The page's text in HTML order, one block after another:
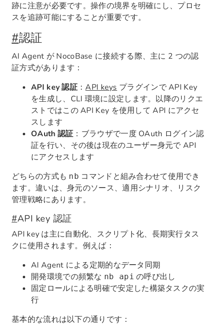
跡に注意が必要です。操作の境界を明確にし、プロセ
スを追跡可能にすることが重要です。
#認証
AI Agent が NocoBase に接続する際、主に 2 つの認
証方式があります：
API key 認証：API keys プラグインで API Key
を生成し、CLI 環境に設定します。以降のリクエ
ストではこの API Key を使用して API にアクセ
スします
OAuth 認証：ブラウザで一度 OAuth ログイン認
証を行い、その後は現在のユーザー身元で API
にアクセスします
どちらの方式も nb コマンドと組み合わせて使用でき
ます。違いは、身元のソース、適用シナリオ、リスク
管理戦略にあります。
#API key 認証
API key は主に自動化、スクリプト化、長期実行タス
クに使用されます。例えば：
AI Agent による定期的なデータ同期
開発環境での頻繁な nb api の呼び出し
固定ロールによる明確で安定した構築タスクの実
行
基本的な流れは以下の通りです：